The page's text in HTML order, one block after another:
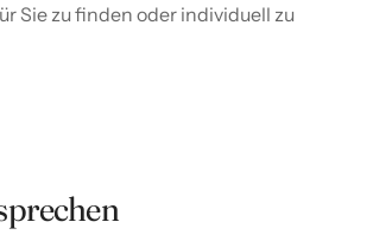
Sie zu finden oder individuell zu